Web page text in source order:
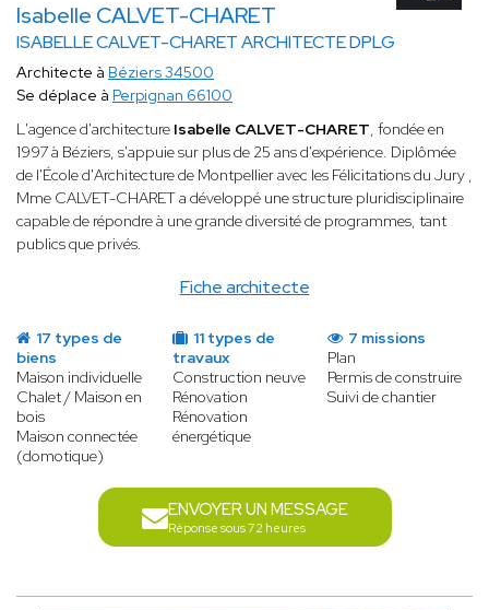
Isabelle CALVET-CHARET
ISABELLE CALVET-CHARET ARCHITECTE DPLG
Fiche architecte
Architecte à Béziers 34500
Se déplace à Perpignan 66100
L'agence d'architecture Isabelle CALVET-CHARET, fondée en
1997 à Béziers, s'appuie sur plus de 25 ans d'expérience. Diplômée
de l'École d'Architecture de Montpellier avec les Félicitations du Jury ,
Mme CALVET-CHARET a développé une structure pluridisciplinaire
capable de répondre à une grande diversité de programmes, tant
publics que privés.
17 types de
biens
Maison individuelle
Chalet / Maison en
bois
Maison connectée
(domotique)
11 types de
travaux
Construction neuve
Rénovation
Rénovation
énergétique
7 missions
Plan
Permis de construire
Suivi de chantier
ENVOYER UN MESSAGE
Réponse sous 72 heures